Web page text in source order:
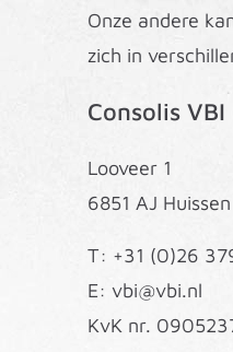
Onze andere
zich in
Consolis
Looveer 1
6851 AJ Huissen
T: +31 (0)26
E: vbi@vbi.nl
KvK nr.